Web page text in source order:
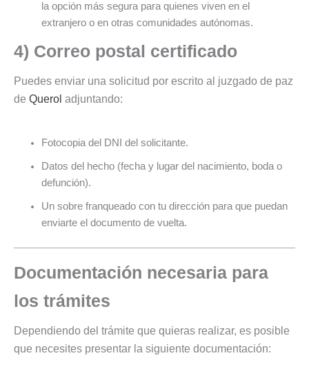
la opción más segura para quienes viven en el
extranjero o en otras comunidades autónomas.
4) Correo postal certificado
Puedes enviar una solicitud por escrito al juzgado de paz
de Querol adjuntando:
Fotocopia del DNI del solicitante.
Datos del hecho (fecha y lugar del nacimiento, boda o
defunción).
Un sobre franqueado con tu dirección para que puedan
enviarte el documento de vuelta.
Documentación necesaria para
los trámites
Dependiendo del trámite que quieras realizar, es posible
que necesites presentar la siguiente documentación: